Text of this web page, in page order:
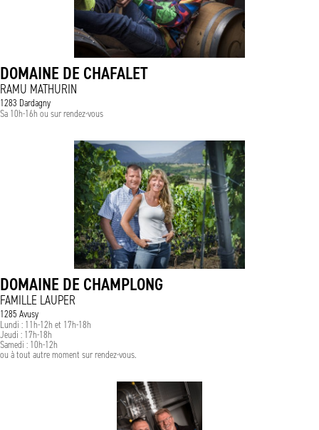
DOMAINE DE CHAFALET
RAMU MATHURIN
1283 Dardagny
Sa 10h-16h ou sur rendez-vous
DOMAINE DE CHAMPLONG
FAMILLE LAUPER
1285 Avusy
Lundi : 11h-12h et 17h-18h
Jeudi : 17h-18h
Samedi : 10h-12h
ou à tout autre moment sur rendez-vous.